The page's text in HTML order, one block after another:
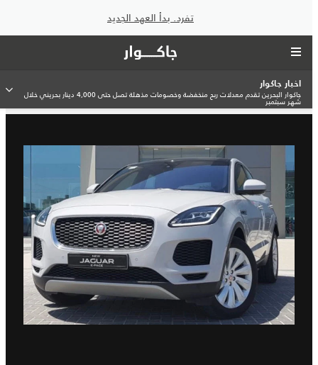
تفرد. بدأ العهد الجديد
اخبار جاكوار
جاكوار البحرين تقدم معدلات ربح منخفضة وخصومات مذهلة تصل حتى 4,000 دينار بحريني خلال
شهر سبتمبر